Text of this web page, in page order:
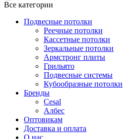
Все категории
Подвесные потолки
Реечные потолки
Кассетные потолки
Зеркальные потолки
Армстронг плиты
Грильято
Подвесные системы
Кубообразные потолки
Бренды
Cesal
Албес
Оптовикам
Доставка и оплата
О нас